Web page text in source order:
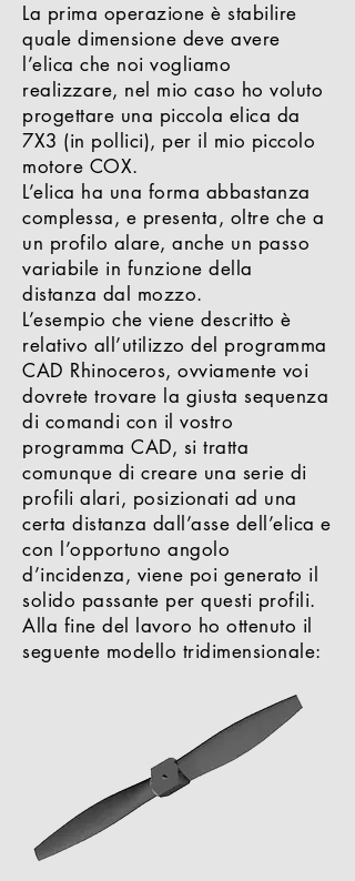
La prima operazione è stabilire
quale dimensione deve avere
l’elica che noi vogliamo
realizzare, nel mio caso ho voluto
progettare una piccola elica da
7X3 (in pollici), per il mio piccolo
motore COX.
L’elica ha una forma abbastanza
complessa, e presenta, oltre che a
un profilo alare, anche un passo
variabile in funzione della
distanza dal mozzo.
L’esempio che viene descritto è
relativo all’utilizzo del programma
CAD Rhinoceros, ovviamente voi
dovrete trovare la giusta sequenza
di comandi con il vostro
programma CAD, si tratta
comunque di creare una serie di
profili alari, posizionati ad una
certa distanza dall’asse dell’elica e
con l’opportuno angolo
d’incidenza, viene poi generato il
solido passante per questi profili.
Alla fine del lavoro ho ottenuto il
seguente modello tridimensionale: